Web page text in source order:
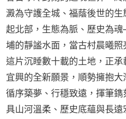
澱為守護全城、福蔭後世的
起北部，生態為脈、歷史為
埔的靜謐水面，當古村晨曦照
這片沉睡數十載的土地，正承
宜興的全新願景，順勢擁抱大
循序築夢、行穩致遠，揮筆
具山河溫柔、歷史底蘊與長遠